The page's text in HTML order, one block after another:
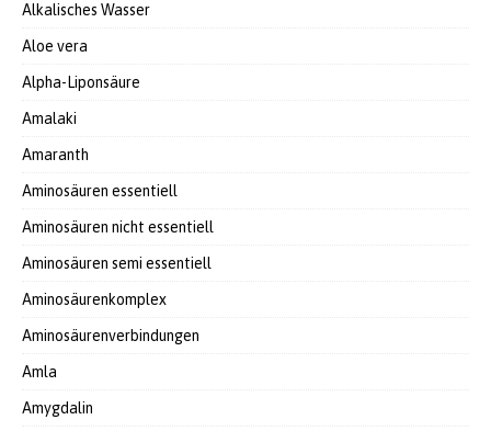
Alkalisches Wasser
Aloe vera
Alpha-Liponsäure
Amalaki
Amaranth
Aminosäuren essentiell
Aminosäuren nicht essentiell
Aminosäuren semi essentiell
Aminosäurenkomplex
Aminosäurenverbindungen
Amla
Amygdalin